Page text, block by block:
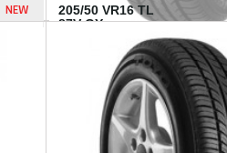
NEW
205/50 VR16 TL
87V GY...